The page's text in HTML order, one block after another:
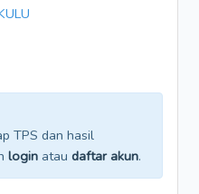
TPS dan hasil
login atau daftar akun.